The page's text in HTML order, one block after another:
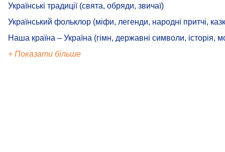
Українські традиції (свята, обряди, звичаї)
Український фольклор (міфи, легенди, народні притчі,
Наша країна – Україна (гімн, державні символи, історія,
+ Показати більше